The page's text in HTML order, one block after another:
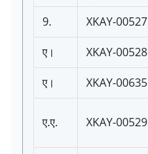
9.
XKAY-00527
ए।
XKAY-00528
ए।
XKAY-00635
ए.ए. XKAY-00529